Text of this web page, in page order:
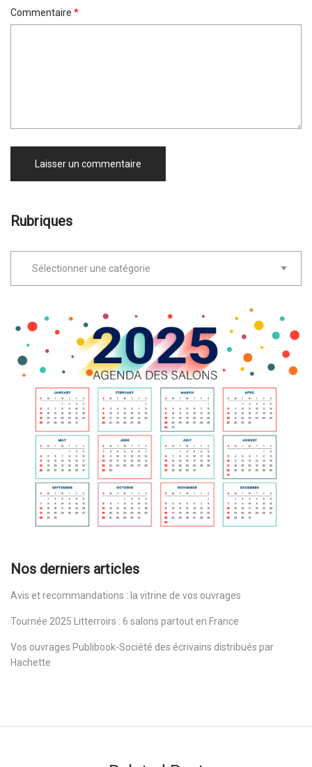
Commentaire *
Rubriques
Nos derniers articles
Avis et recommandations : la vitrine de vos ouvrages
Tournée 2025 Litterroirs : 6 salons partout en France
Vos ouvrages Publibook-Société des écrivains distribués par
Hachette